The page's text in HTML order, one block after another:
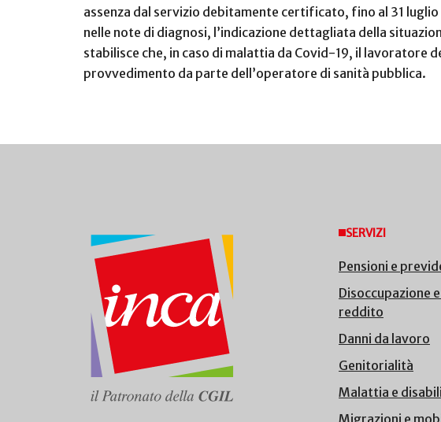
assenza dal servizio debitamente certificato, fino al 31
nelle note di diagnosi, l’indicazione dettagliata della
stabilisce che, in caso di malattia da Covid-19, il lavoratore
provvedimento da parte dell’operatore di sanità pubblica.
SERVIZI
Pensioni e
Disoccupazione
reddito
Danni da lavoro
Genitorialità
Malattia e
Migrazioni e